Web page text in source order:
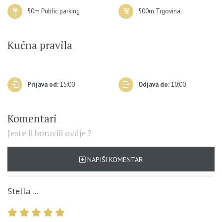
50m Public parking 500m Trgovina
Kućna pravila
Prijava od:15:00 Odjava do:10:00
Komentari
Jeste li boravili ovdje ?
NAPIŠI KOMENTAR
Stella ...